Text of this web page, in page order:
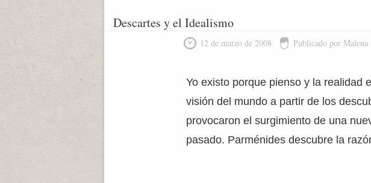
Descartes y el Idealismo
12 de marzo de 2008 Publicado por Malena
Yo existo porque pienso y la realidad
visión del mundo a partir de los
provocaron el surgimiento de una
pasado. Parménides descubre la